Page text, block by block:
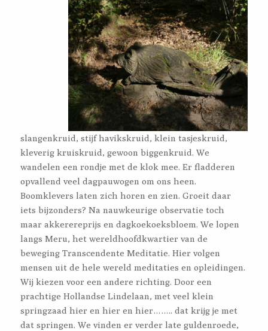
slangenkruid, stijf havikskruid, klein tasjeskruid,
kleverig kruiskruid, gewoon biggenkruid. We
wandelen een rondje met de klok mee. Er fladderen
opvallend veel dagpauwogen om ons heen.
Boomklevers laten zich horen en zien. Groeit daar
iets bijzonders? Na nauwkeurige observatie toch
maar akkerereprijs en dagkoekoeksbloem. We lopen
langs Meru, het wereldhoofdkwartier van de
beweging Transcendente Meditatie. Hier volgen
mensen uit de hele wereld meditaties en opleidingen.
Wij kiezen voor een andere richting. Door een
prachtige Hollandse Lindelaan, met veel klein
springzaad hier en hier en hier…….. dat krijg je met
dat springen. We vinden er verder late guldenroede,